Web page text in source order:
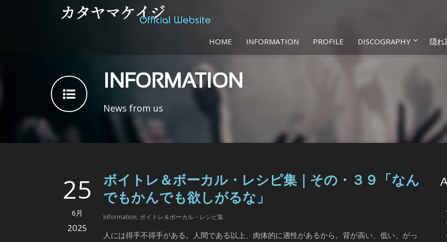
HOME INFORMATION PROFILE DISCOGRAPHY 隠れ
INFORMATION
News from us
25
6月
2025
ボイトレ＆ボーカル・レシピ集｜その・３９「なん
でもかんでも欲しがるな」
Information, ボイトレ＆ボーカル・レシピ集
人には得手不得手がある。人間である以上、肉体的に適性があるから。背が高い、低い、がっ